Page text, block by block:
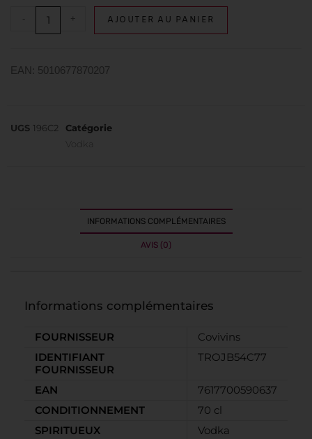
- + AJOUTER AU PANIER
EAN: 5010677870207
UGS 196C2
Catégorie
INFORMATIONS COMPLÉMENTAIRES
AVIS (0)
Informations complémentaires
FOURNISSEUR
Covivins
IDENTIFIANT
FOURNISSEUR
TROJB54C77
EAN
7617700590637
CONDITIONNEMENT
70 cl
SPIRITUEUX
Vodka